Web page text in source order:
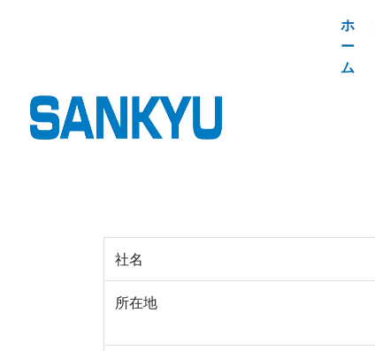
ホ
ー
ム
社名
所在地